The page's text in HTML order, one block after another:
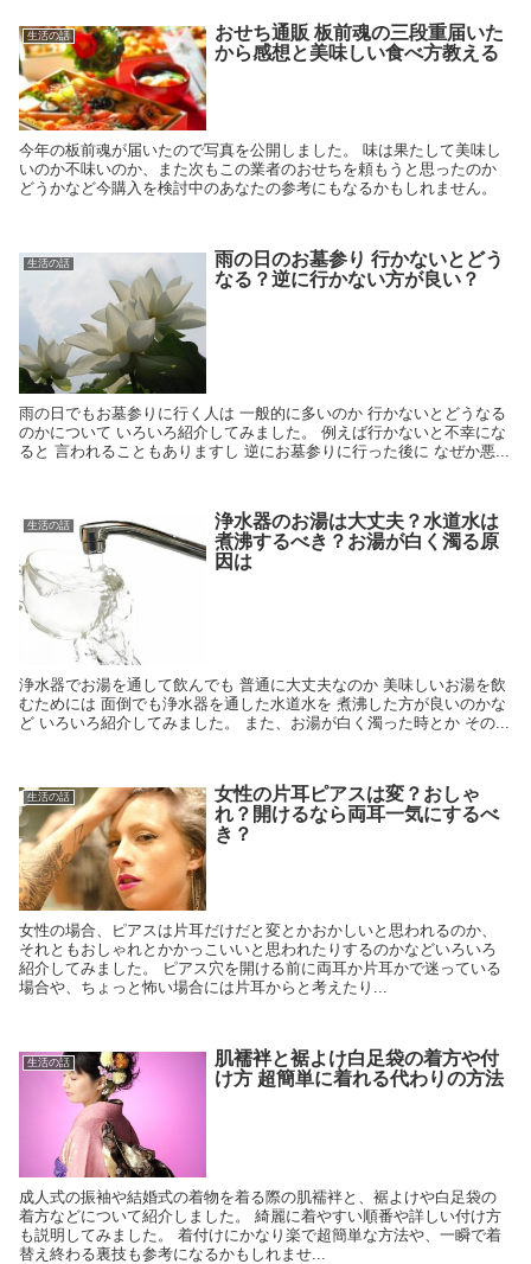
生活の話
おせち通販 板前魂の三段重届いた
から感想と美味しい食べ方教える
今年の板前魂が届いたので写真を公開しました。 味は果たして美味し
いのか不味いのか、また次もこの業者のおせちを頼もうと思ったのか
どうかなど今購入を検討中のあなたの参考にもなるかもしれません。
生活の話
雨の日のお墓参り 行かないとどう
なる？逆に行かない方が良い？
雨の日でもお墓参りに行く人は 一般的に多いのか 行かないとどうなる
のかについて いろいろ紹介してみました。 例えば行かないと不幸にな
ると 言われることもありますし 逆にお墓参りに行った後に なぜか悪...
生活の話
浄水器のお湯は大丈夫？水道水は
煮沸するべき？お湯が白く濁る原
因は
浄水器でお湯を通して飲んでも 普通に大丈夫なのか 美味しいお湯を飲
むためには 面倒でも浄水器を通した水道水を 煮沸した方が良いのかな
ど いろいろ紹介してみました。 また、お湯が白く濁った時とか その...
生活の話
女性の片耳ピアスは変？おしゃ
れ？開けるなら両耳一気にするべ
き？
女性の場合、ピアスは片耳だけだと変とかおかしいと思われるのか、
それともおしゃれとかかっこいいと思われたりするのかなどいろいろ
紹介してみました。 ピアス穴を開ける前に両耳か片耳かで迷っている
場合や、ちょっと怖い場合には片耳からと考えたり...
生活の話
肌襦袢と裾よけ白足袋の着方や付
け方 超簡単に着れる代わりの方法
成人式の振袖や結婚式の着物を着る際の肌襦袢と、裾よけや白足袋の
着方などについて紹介しました。 綺麗に着やすい順番や詳しい付け方
も説明してみました。 着付けにかなり楽で超簡単な方法や、一瞬で着
替え終わる裏技も参考になるかもしれませ...